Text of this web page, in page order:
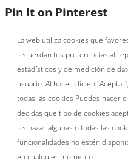
Pin It on Pinterest
La web utiliza cookies que
recuerdan tus preferencias al
estadísticos y de medición de
usuario. Al hacer clic en
todas las cookies Puedes hacer
decidas que tipo de cookies
rechazar algunas o todas las
funcionalidades no estén
en cualquier momento.